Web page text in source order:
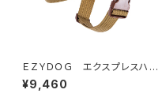
ＥＺＹＤＯＧ エクスプレスハー
ネスＸＬ（デニム＆コーデュロイ）
¥9,460